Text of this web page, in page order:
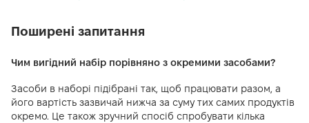
Поширені запитання
Чим вигідний набір порівняно з окремими засобами?
Засоби в наборі підібрані так, щоб працювати разом, а
його вартість зазвичай нижча за суму тих самих продуктів
окремо. Це також зручний спосіб спробувати кілька